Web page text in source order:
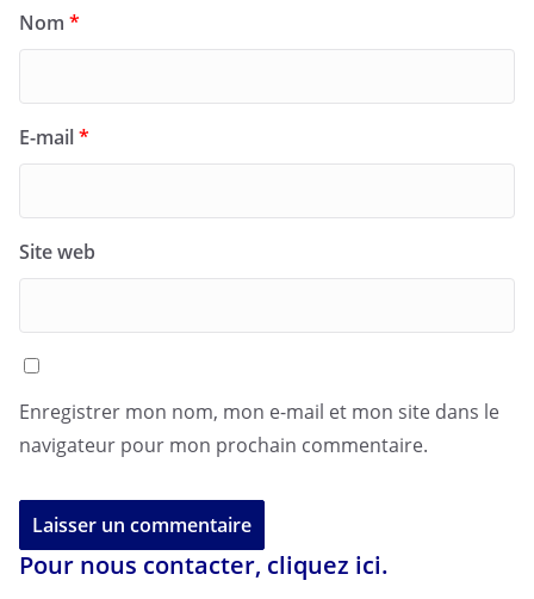
Nom *
E-mail*
Site web
Enregistrer mon nom, mon e-mail et mon site dans le
navigateur pour mon prochain commentaire.
Pour nous contacter, cliquez ici.